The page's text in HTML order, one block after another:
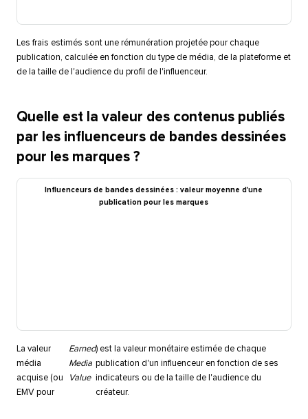
Les frais estimés sont une rémunération projetée pour chaque
publication, calculée en fonction du type de média, de la plateforme et
de la taille de l'audience du profil de l'influenceur.​​
Quelle est la valeur des contenus publiés
par les influenceurs de bandes dessinées
pour les marques ?​​
Influenceurs de bandes dessinées : valeur moyenne d'une
publication pour les marques​​
La valeur
média
acquise (ou
EMV pour
Earned
Media
Value
) est la valeur monétaire estimée de chaque
publication d'un influenceur en fonction de ses
indicateurs ou de la taille de l'audience du
créateur.​​